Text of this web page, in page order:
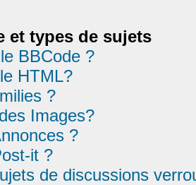
et types de sujets
BBCode ?
HTML?
?
Images?
?
it ?
de discussions